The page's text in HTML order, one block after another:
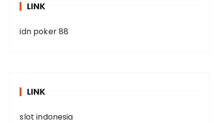
LINK
idn poker 88
LINK
slot indonesia